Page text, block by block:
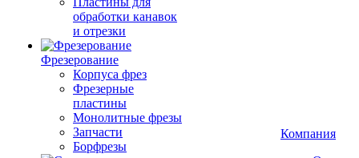
обработки канавок
и отрезки
Фрезерование
Корпуса фрез
Фрезерные
пластины
Монолитные фрезы
Запчасти
Борфрезы
Компания